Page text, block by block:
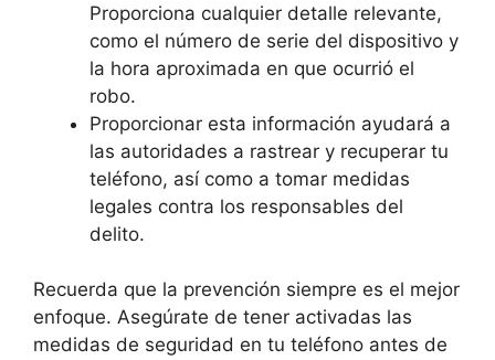
Proporciona cualquier detalle relevante,
como el número de serie​ del dispositivo y
la hora aproximada en que ⁣ocurrió el
robo.
Proporcionar‍ esta información ayudará ⁣a
las​ autoridades a rastrear y recuperar⁣ tu⁤
teléfono, así como a tomar ⁢medidas
legales‍ contra⁢ los responsables del
delito.
Recuerda que la prevención siempre ‌es el mejor
enfoque. Asegúrate de‌ tener activadas ‍las
medidas ‌de seguridad en tu⁢ teléfono ⁤antes de